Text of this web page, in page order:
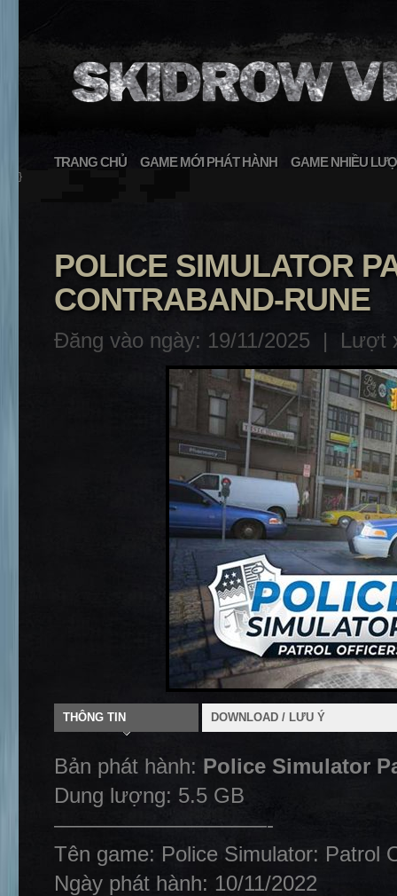
TRANG CHỦ GAME MỚI PHÁT HÀNH GAME NHIỀU
}
POLICE SIMULATOR
CONTRABAND-RUNE
Đăng vào ngày: 19/11/2025 | Lượt
THÔNG TIN DOWNLOAD / LƯU Ý
Bản phát hành: Police Simulator
Dung lượng: 5.5 GB
——————————-
Tên game: Police Simulator: Patrol
Ngày phát hành: 10/11/2022